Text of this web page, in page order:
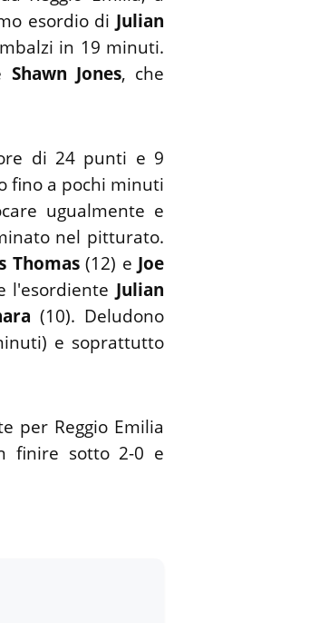
esordio di Julian
in 19 minuti.
Shawn Jones, che
di 24 punti e 9
fino a pochi minuti
ugualmente e
nel pitturato.
Thomas(12) e Joe
l'esordiente Julian
(10). Deludono
e soprattutto
per Reggio Emilia
finire sotto 2-0 e